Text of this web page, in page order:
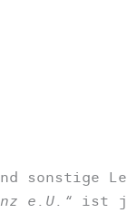
sonstige
e.U.“ ist